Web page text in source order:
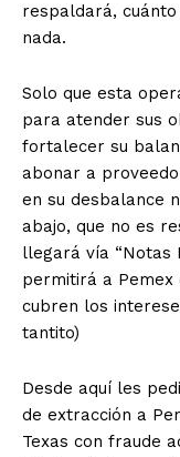
respaldará,
nada.
Solo que esta
para atender sus
fortalecer su
abonar a
en su desbalance
abajo, que no es
llegará vía “Notas
permitirá a
cubren los
tantito)
Desde aquí les
de extracción a
Texas con fraude